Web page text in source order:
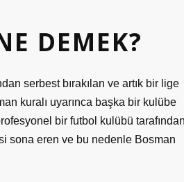
DEMEK?
serbest bırakılan ve artık bir lige
kuralı uyarınca başka bir kulübe
bir futbol kulübü
sona eren ve bu nedenle Bosman